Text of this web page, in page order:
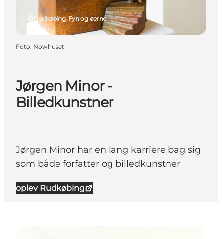
Jørgen Minor -
Billedkunstner
Jørgen Minor har en lang karriere bag sig
som både forfatter og billedkunstner
oplev Rudkøbing
Rudkøbing, Fyn og øerne
Foto: Nowhuset